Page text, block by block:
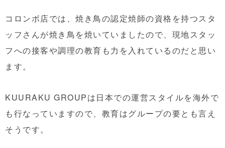
コロンボ店では、焼き鳥の認定焼師の資格を持つスタ
ッフさんが焼き鳥を焼いていましたので、現地スタッ
フへの接客や調理の教育も力を入れているのだと思い
ます。
KUURAKU GROUPは日本での運営スタイルを海外で
も行なっていますので、教育はグループの要とも言え
そうです。